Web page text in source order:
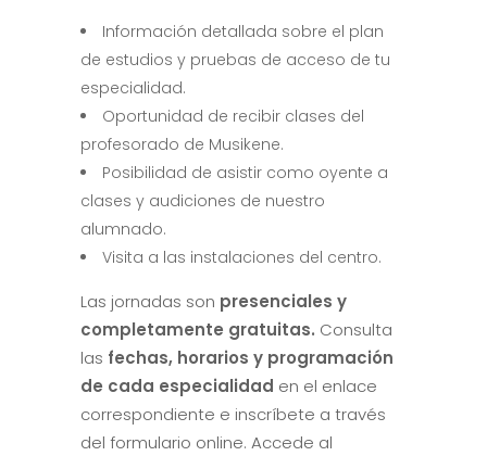
Información detallada sobre el plan
de estudios y pruebas de acceso de tu
especialidad.
Oportunidad de recibir clases del
profesorado de Musikene.
Posibilidad de asistir como oyente a
clases y audiciones de nuestro
alumnado.
Visita a las instalaciones del centro.
Las jornadas son presenciales y
completamente gratuitas. Consulta
las fechas, horarios y programación
de cada especialidad en el enlace
correspondiente e inscríbete a través
del formulario online. Accede al